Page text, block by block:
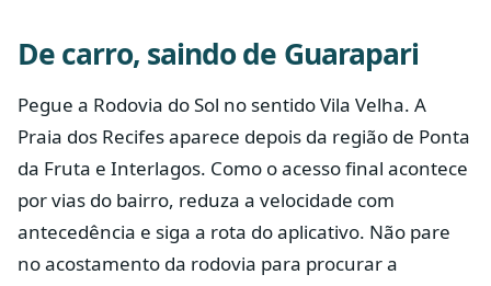
De carro, saindo de Guarapari
Pegue a Rodovia do Sol no sentido Vila Velha. A
Praia dos Recifes aparece depois da região de Ponta
da Fruta e Interlagos. Como o acesso final acontece
por vias do bairro, reduza a velocidade com
antecedência e siga a rota do aplicativo. Não pare
no acostamento da rodovia para procurar a